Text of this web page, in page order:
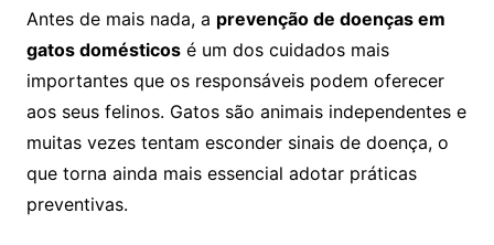
Antes de mais nada, a prevenção de doenças em
gatos domésticosé um dos cuidados mais
importantes que os responsáveis podem oferecer
aos seus felinos. Gatos são animais independentes e
muitas vezes tentam esconder sinais de doença, o
que torna ainda mais essencial adotar práticas
preventivas.